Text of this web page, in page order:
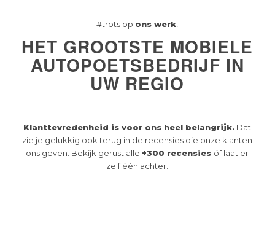
#trots op ons werk!
HET GROOTSTE MOBIELE
AUTOPOETSBEDRIJF IN
UW REGIO
Klanttevredenheid is voor ons heel belangrijk. Dat
zie je gelukkig ook terug in de recensies die onze klanten
ons geven. Bekijk gerust alle +300 recensies óf laat er
zelf één achter.